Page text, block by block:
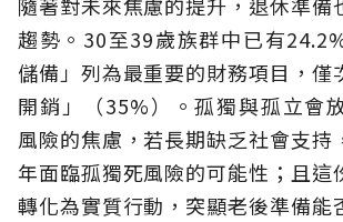
隨著對未來焦慮的提升，退休準備
趨勢。30至39歲族群中已有
儲備」列為最重要的財務項目，僅
開銷」（35%）。孤獨與孤立會
風險的焦慮，若長期缺乏社會支持
年面臨孤獨死風險的可能性；且這
轉化為實質行動，突顯老後準備能